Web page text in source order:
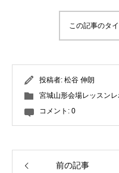
この記事のタ
投稿者: 松谷 伸朗
宮城山形会場レッスンレ
コメント: 0
前の記事